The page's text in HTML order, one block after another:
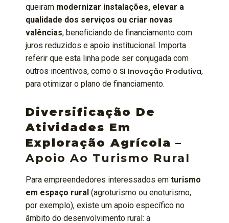
queiram modernizar instalações, elevar a
qualidade dos serviços ou criar novas
valências, beneficiando de financiamento com
juros reduzidos e apoio institucional. Importa
referir que esta linha pode ser conjugada com
outros incentivos, como o SI Inovação Produtiva,
para otimizar o plano de financiamento.
Diversificação De
Atividades Em
Exploração Agrícola –
Apoio Ao Turismo Rural
Para empreendedores interessados em turismo
em espaço rural (agroturismo ou enoturismo,
por exemplo), existe um apoio específico no
âmbito do desenvolvimento rural: a